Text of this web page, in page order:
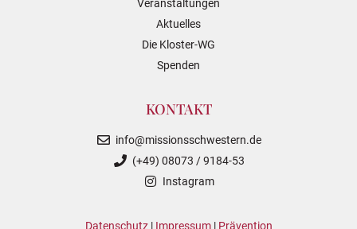
Veranstaltungen
Aktuelles
Die Kloster-WG
Spenden
KONTAKT
info@missionsschwestern.de
(+49) 08073 / 9184-53
Instagram
Datenschutz| Impressum| Prävention